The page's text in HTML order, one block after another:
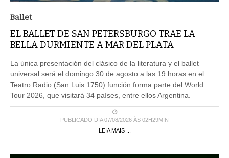
Ballet
EL BALLET DE SAN PETERSBURGO TRAE LA
BELLA DURMIENTE A MAR DEL PLATA
La única presentación del clásico de la literatura y el ballet
universal será el domingo 30 de agosto a las 19 horas en el
Teatro Radio (San Luis 1750) función forma parte del World
Tour 2026, que visitará 34 países, entre ellos Argentina.
PUBLICADO DIA 07/08/2026 ÀS 02H29MIN
LEIA MAIS ...